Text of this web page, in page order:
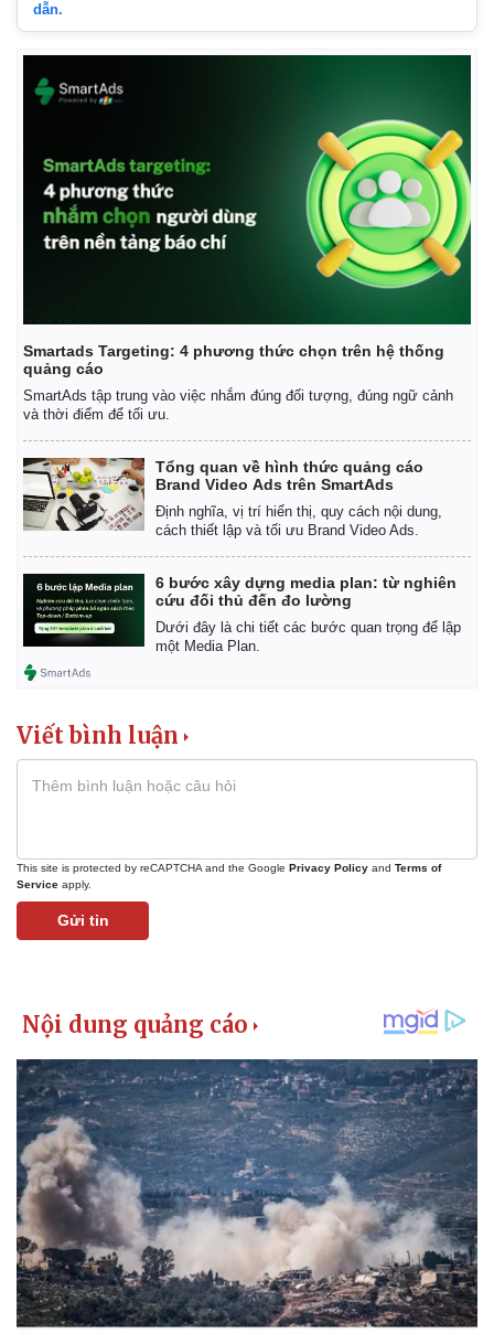
Kinh tế
Thị trường
Tỷ giá
Chứng khoán
Giá cà phê
dẫn.
Smartads Targeting: 4 phương thức chọn trên hệ thống
quảng cáo
SmartAds tập trung vào việc nhắm đúng đối tượng, đúng ngữ cảnh
và thời điểm để tối ưu.
Tổng quan về hình thức quảng cáo
Brand Video Ads trên SmartAds
Định nghĩa, vị trí hiển thị, quy cách nội dung,
cách thiết lập và tối ưu Brand Video Ads.
6 bước xây dựng media plan: từ nghiên
cứu đối thủ đến đo lường
Dưới đây là chi tiết các bước quan trọng để lập
một Media Plan.
Viết bình luận
This site is protected by reCAPTCHA and the Google Privacy Policy and Terms of
Service apply.
Gửi tin